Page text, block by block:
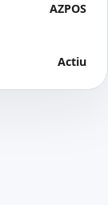
AZPOS
Actiu